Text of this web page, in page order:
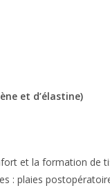
et d’élastine)
et la formation de
: plaies